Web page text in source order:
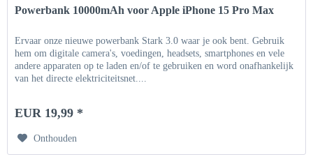
Powerbank 10000mAh voor Apple iPhone 15 Pro Max
Ervaar onze nieuwe powerbank Stark 3.0 waar je ook bent. Gebruik
hem om digitale camera's, voedingen, headsets, smartphones en vele
andere apparaten op te laden en/of te gebruiken en word onafhankelijk
van het directe elektriciteitsnet....
EUR 19,99 *
Onthouden